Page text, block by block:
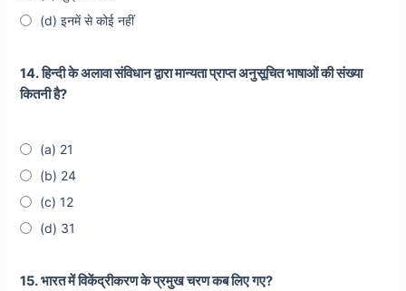
(d) इनमें से कोई नहीं
14. हिन्दी के अलावा संविधान द्वारा मान्यता प्राप्त अनुसूचित भाषाओं की संख्या
कितनी है?
(a) 21
(b) 24
(c) 12
(d) 31
15. भारत में विकेंद्रीकरण के प्रमुख चरण कब लिए गए?